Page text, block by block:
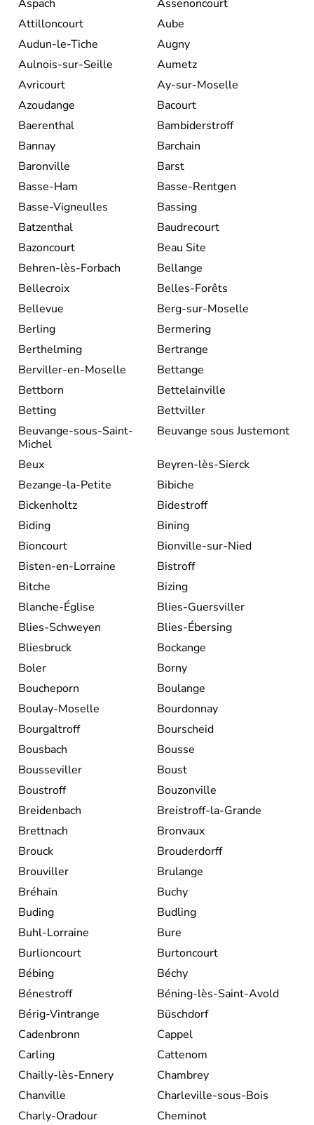
Aspach
Assenoncourt
Attilloncourt
Aube
Audun-le-Tiche
Augny
Aulnois-sur-Seille
Aumetz
Avricourt
Ay-sur-Moselle
Azoudange
Bacourt
Baerenthal
Bambiderstroff
Bannay
Barchain
Baronville
Barst
Basse-Ham
Basse-Rentgen
Basse-Vigneulles
Bassing
Batzenthal
Baudrecourt
Bazoncourt
Beau Site
Behren-lès-Forbach
Bellange
Bellecroix
Belles-Forêts
Bellevue
Berg-sur-Moselle
Berling
Bermering
Berthelming
Bertrange
Berviller-en-Moselle
Bettange
Bettborn
Bettelainville
Betting
Bettviller
Beuvange-sous-Saint-
Michel
Beuvange sous Justemont
Beux
Beyren-lès-Sierck
Bezange-la-Petite
Bibiche
Bickenholtz
Bidestroff
Biding
Bining
Bioncourt
Bionville-sur-Nied
Bisten-en-Lorraine
Bistroff
Bitche
Bizing
Blanche-Église
Blies-Guersviller
Blies-Schweyen
Blies-Ébersing
Bliesbruck
Bockange
Boler
Borny
Boucheporn
Boulange
Boulay-Moselle
Bourdonnay
Bourgaltroff
Bourscheid
Bousbach
Bousse
Bousseviller
Boust
Boustroff
Bouzonville
Breidenbach
Breistroff-la-Grande
Brettnach
Bronvaux
Brouck
Brouderdorff
Brouviller
Brulange
Bréhain
Buchy
Buding
Budling
Buhl-Lorraine
Bure
Burlioncourt
Burtoncourt
Bébing
Béchy
Bénestroff
Béning-lès-Saint-Avold
Bérig-Vintrange
Büschdorf
Cadenbronn
Cappel
Carling
Cattenom
Chailly-lès-Ennery
Chambrey
Chanville
Charleville-sous-Bois
Charly-Oradour
Cheminot